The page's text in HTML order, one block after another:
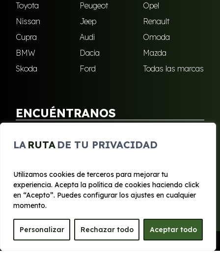
LA RUTA DE TU PRIVACIDAD
Utilizamos cookies de terceros para mejorar tu
experiencia. Acepta la política de cookies haciendo click
en “Acepto”. Puedes configurar los ajustes en cualquier
momento.
Personalizar Rechazar todo Aceptar todo
Toyota
Peugeot
Opel
Nissan
Jeep
Renault
Cupra
Audi
Omoda
BMW
Dacia
Mazda
Skoda
Ford Todas las marcas
ENCUÉNTRANOS
Sangonera Verde
Santa Cruz
© 2020 - 2026 Segura Renting
Aviso legal y Privacidad
Pedir Presupuesto